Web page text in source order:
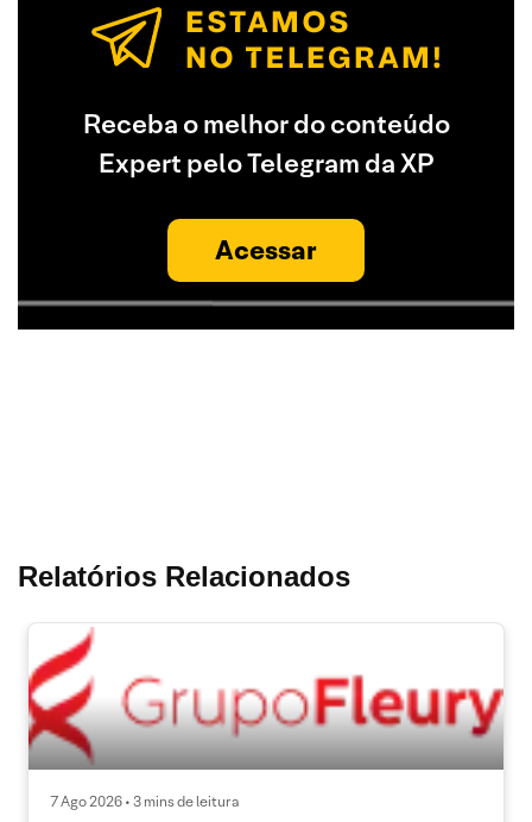
Receba o melhor do conteúdo
Expert pelo Telegram da XP
Acessar
Relatórios Relacionados
7 Ago 2026 • 3 mins de leitura